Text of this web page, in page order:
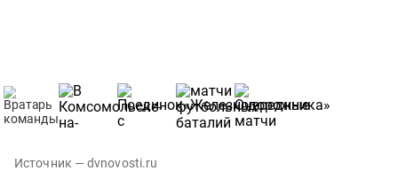
Источник — dvnovosti.ru